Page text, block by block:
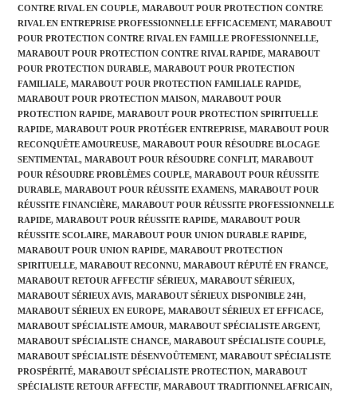
CONTRE RIVAL EN COUPLE, MARABOUT POUR PROTECTION CONTRE
RIVAL EN ENTREPRISE PROFESSIONNELLE EFFICACEMENT, MARABOUT
POUR PROTECTION CONTRE RIVAL EN FAMILLE PROFESSIONNELLE,
MARABOUT POUR PROTECTION CONTRE RIVAL RAPIDE, MARABOUT
POUR PROTECTION DURABLE, MARABOUT POUR PROTECTION
FAMILIALE, MARABOUT POUR PROTECTION FAMILIALE RAPIDE,
MARABOUT POUR PROTECTION MAISON, MARABOUT POUR
PROTECTION RAPIDE, MARABOUT POUR PROTECTION SPIRITUELLE
RAPIDE, MARABOUT POUR PROTÉGER ENTREPRISE, MARABOUT POUR
RECONQUÊTE AMOUREUSE, MARABOUT POUR RÉSOUDRE BLOCAGE
SENTIMENTAL, MARABOUT POUR RÉSOUDRE CONFLIT, MARABOUT
POUR RÉSOUDRE PROBLÈMES COUPLE, MARABOUT POUR RÉUSSITE
DURABLE, MARABOUT POUR RÉUSSITE EXAMENS, MARABOUT POUR
RÉUSSITE FINANCIÈRE, MARABOUT POUR RÉUSSITE PROFESSIONNELLE
RAPIDE, MARABOUT POUR RÉUSSITE RAPIDE, MARABOUT POUR
RÉUSSITE SCOLAIRE, MARABOUT POUR UNION DURABLE RAPIDE,
MARABOUT POUR UNION RAPIDE, MARABOUT PROTECTION
SPIRITUELLE, MARABOUT RECONNU, MARABOUT RÉPUTÉ EN FRANCE,
MARABOUT RETOUR AFFECTIF SÉRIEUX, MARABOUT SÉRIEUX,
MARABOUT SÉRIEUX AVIS, MARABOUT SÉRIEUX DISPONIBLE 24H,
MARABOUT SÉRIEUX EN EUROPE, MARABOUT SÉRIEUX ET EFFICACE,
MARABOUT SPÉCIALISTE AMOUR, MARABOUT SPÉCIALISTE ARGENT,
MARABOUT SPÉCIALISTE CHANCE, MARABOUT SPÉCIALISTE COUPLE,
MARABOUT SPÉCIALISTE DÉSENVOÛTEMENT, MARABOUT SPÉCIALISTE
PROSPÉRITÉ, MARABOUT SPÉCIALISTE PROTECTION, MARABOUT
SPÉCIALISTE RETOUR AFFECTIF, MARABOUT TRADITIONNEL AFRICAIN,